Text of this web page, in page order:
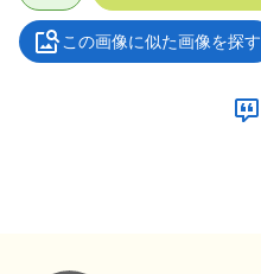
この画像に似た画像を探す